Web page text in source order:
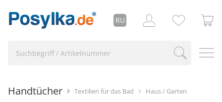
RU
Haus / Garten
Textilien für das Bad
Handtücher